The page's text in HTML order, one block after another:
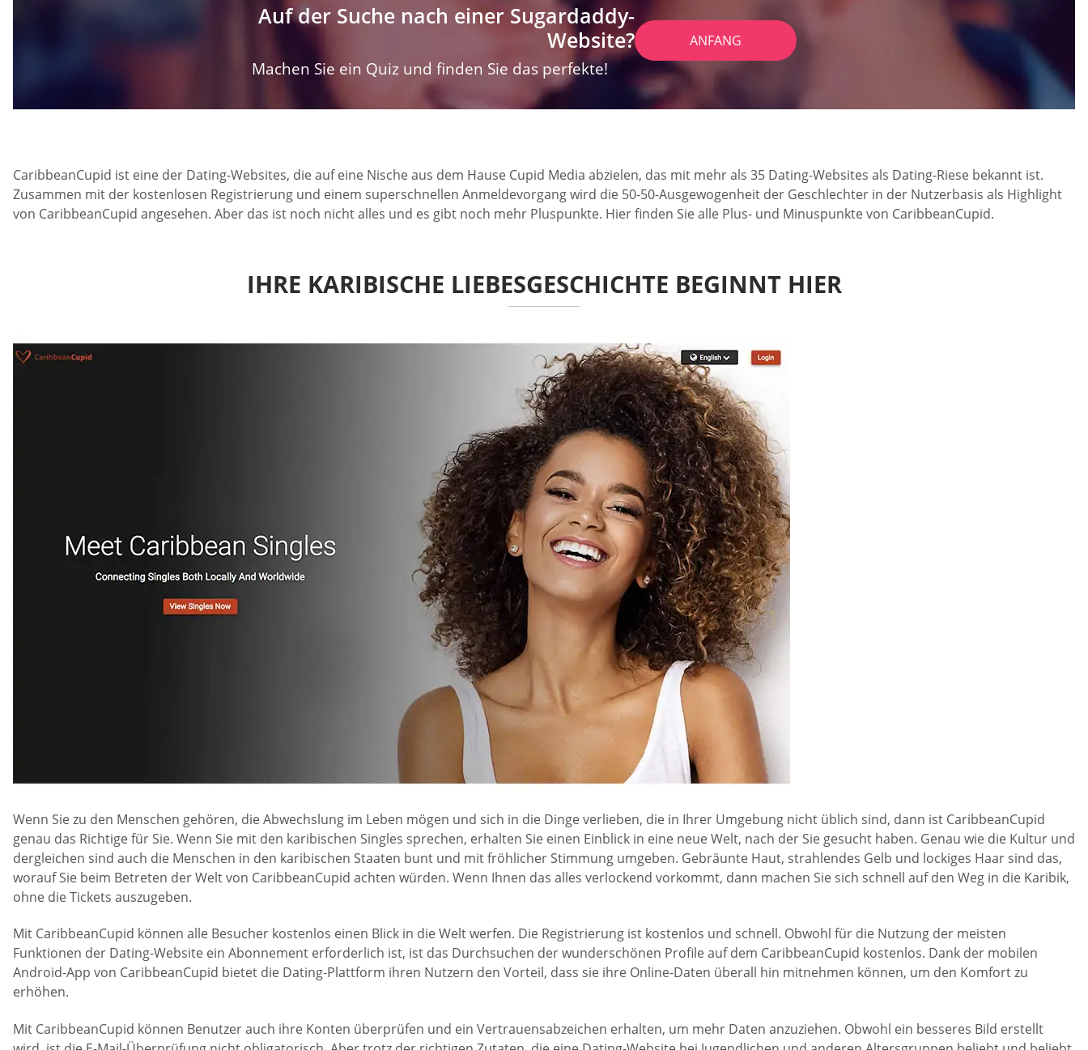
Auf der Suche nach einer Sugardaddy-
Website?
Machen Sie ein Quiz und finden Sie das perfekte!
ANFANG
CaribbeanCupid ist eine der Dating-Websites, die auf eine Nische aus dem Hause Cupid Media abzielen, das mit mehr als 35 Dating-Websites als Dating-Riese bekannt ist.
Zusammen mit der kostenlosen Registrierung und einem superschnellen Anmeldevorgang wird die 50-50-Ausgewogenheit der Geschlechter in der Nutzerbasis als Highlight
von CaribbeanCupid angesehen. Aber das ist noch nicht alles und es gibt noch mehr Pluspunkte. Hier finden Sie alle Plus- und Minuspunkte von CaribbeanCupid.
IHRE KARIBISCHE LIEBESGESCHICHTE BEGINNT HIER
Wenn Sie zu den Menschen gehören, die Abwechslung im Leben mögen und sich in die Dinge verlieben, die in Ihrer Umgebung nicht üblich sind, dann ist CaribbeanCupid
genau das Richtige für Sie. Wenn Sie mit den karibischen Singles sprechen, erhalten Sie einen Einblick in eine neue Welt, nach der Sie gesucht haben. Genau wie die Kultur und
dergleichen sind auch die Menschen in den karibischen Staaten bunt und mit fröhlicher Stimmung umgeben. Gebräunte Haut, strahlendes Gelb und lockiges Haar sind das,
worauf Sie beim Betreten der Welt von CaribbeanCupid achten würden. Wenn Ihnen das alles verlockend vorkommt, dann machen Sie sich schnell auf den Weg in die Karibik,
ohne die Tickets auszugeben.
Mit CaribbeanCupid können alle Besucher kostenlos einen Blick in die Welt werfen. Die Registrierung ist kostenlos und schnell. Obwohl für die Nutzung der meisten
Funktionen der Dating-Website ein Abonnement erforderlich ist, ist das Durchsuchen der wunderschönen Profile auf dem CaribbeanCupid kostenlos. Dank der mobilen
Android-App von CaribbeanCupid bietet die Dating-Plattform ihren Nutzern den Vorteil, dass sie ihre Online-Daten überall hin mitnehmen können, um den Komfort zu
erhöhen.
Mit CaribbeanCupid können Benutzer auch ihre Konten überprüfen und ein Vertrauensabzeichen erhalten, um mehr Daten anzuziehen. Obwohl ein besseres Bild erstellt